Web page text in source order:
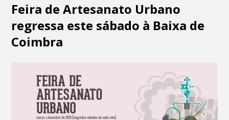
Feira de Artesanato Urbano
regressa este sábado à Baixa de
Coimbra